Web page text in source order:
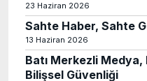
23 Haziran 2026
Sahte Haber, Sahte
13 Haziran 2026
Batı Merkezli Medya,
Bilişsel Güvenliği